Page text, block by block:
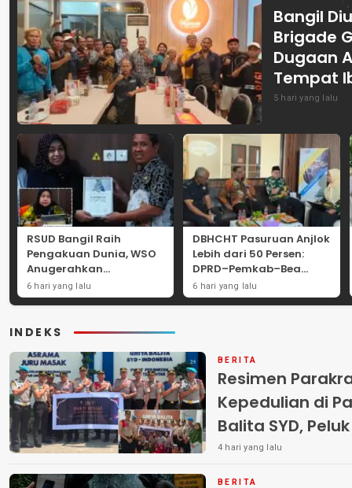
Bangil
Brigade
Dugaan
Tempat
5 hari yang lalu
RSUD Bangil Raih
Pengakuan Dunia, WSO
Anugerahkan
Penghargaan
Internasional untuk
6 hari yang lalu
DBHCHT Pasuruan Anjlok
Lebih dari 50 Persen:
DPRD–Pemkab–Bea
Cukai Perkuat Perang
Melawan Peredaran
6 hari yang lalu
INDEKS
BERITA
Resimen
Kepedulian di
Balita SYD,
Terlantar
4 hari yang lalu
BERITA